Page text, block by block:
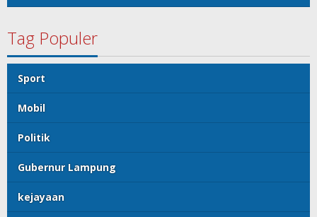
Tag Populer
Sport
Mobil
Politik
Gubernur Lampung
kejayaan